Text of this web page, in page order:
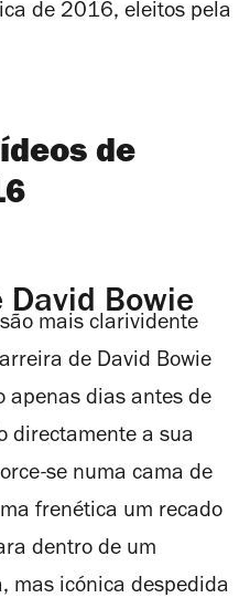
de 2016, eleitos pela
de
David Bowie
mais clarividente
de David Bowie
apenas dias antes de
directamente a sua
se numa cama de
frenética um recado
dentro de um
mas icónica despedida